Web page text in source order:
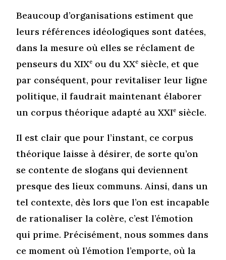
Beaucoup d’organisations estiment que
leurs références idéologiques sont datées,
dans la mesure où elles se réclament de
penseurs du XIXe ou du XXe siècle, et que
par conséquent, pour revitaliser leur ligne
politique, il faudrait maintenant élaborer
un corpus théorique adapté au XXIe siècle.
Il est clair que pour l’instant, ce corpus
théorique laisse à désirer, de sorte qu’on
se contente de slogans qui deviennent
presque des lieux communs. Ainsi, dans un
tel contexte, dès lors que l’on est incapable
de rationaliser la colère, c’est l’émotion
qui prime. Précisément, nous sommes dans
ce moment où l’émotion l’emporte, où la